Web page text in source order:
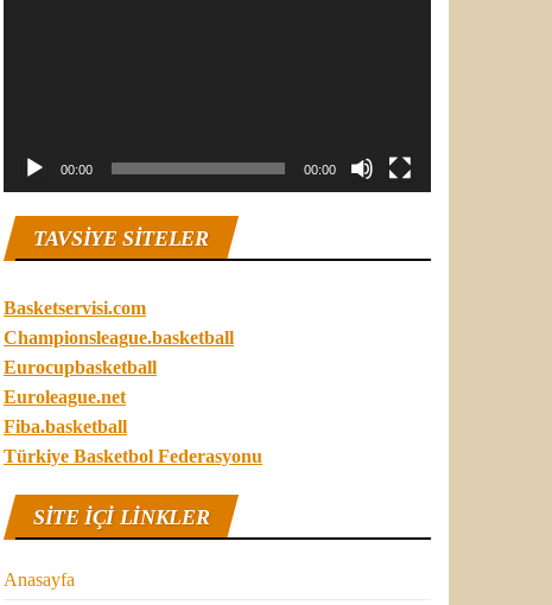
00:00 00:00
TAVSIYE SITELER
Basketservisi.com
Championsleague.basketball
Eurocupbasketball
Euroleague.net
Fiba.basketball
Türkiye Basketbol Federasyonu
SITE IÇI LINKLER
Anasayfa